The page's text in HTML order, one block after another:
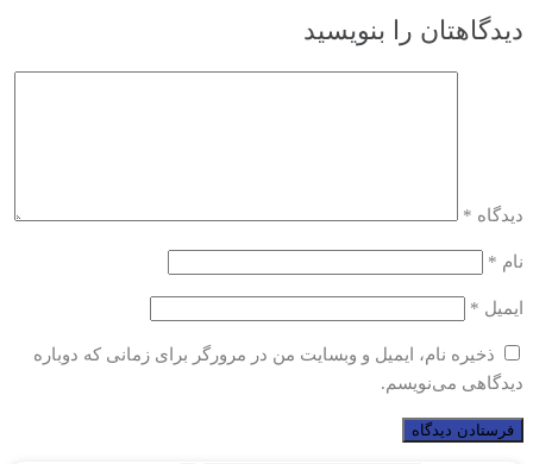
دیدگاهتان را بنویسید
دیدگاه *
نام *
ایمیل *
ذخیره نام، ایمیل و وبسایت من در مرورگر برای زمانی که دوباره
دیدگاهی می‌نویسم.